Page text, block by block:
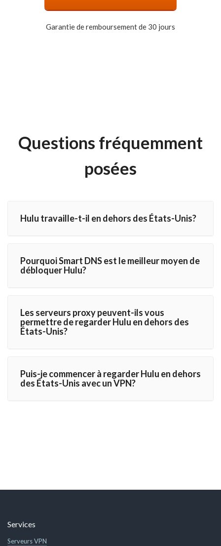
Garantie de remboursement de 30 jours
Questions fréquemment
posées
Hulu travaille-t-il en dehors des États-Unis?
Pourquoi Smart DNS est le meilleur moyen de
débloquer Hulu?
Les serveurs proxy peuvent-ils vous
permettre de regarder Hulu en dehors des
États-Unis?
Puis-je commencer à regarder Hulu en dehors
des États-Unis avec un VPN?
Services
Serveurs VPN